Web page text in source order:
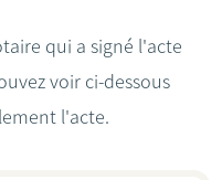
qui a signé l'acte
voir ci-dessous
l'acte.